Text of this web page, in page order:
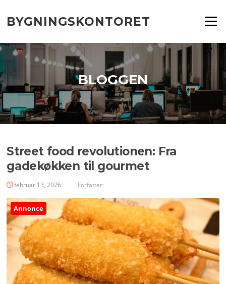
indhold
BYGNINGSKONTORET Menu
BLOGGEN
Street food revolutionen: Fra
gadekøkken til gourmet
februar 13, 2026 Forfatter:
Annonce